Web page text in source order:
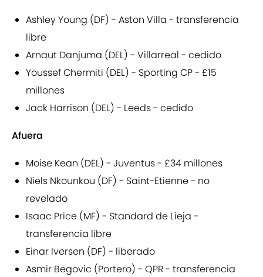
Ashley Young (DF) - Aston Villa - transferencia
libre
Arnaut Danjuma (DEL) - Villarreal - cedido
Youssef Chermiti (DEL) - Sporting CP - £15
millones
Jack Harrison (DEL) - Leeds - cedido
Afuera
Moise Kean (DEL) - Juventus - £34 millones
Niels Nkounkou (DF) - Saint-Etienne - no
revelado
Isaac Price (MF) - Standard de Lieja -
transferencia libre
Einar Iversen (DF) - liberado
Asmir Begovic (Portero) - QPR - transferencia